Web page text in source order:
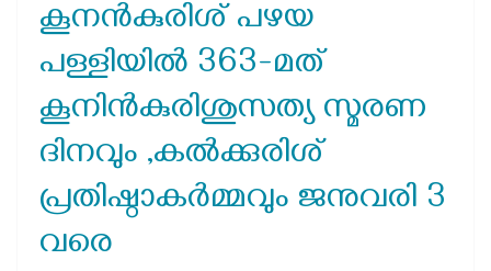
കൂനന്‍കുരിശ് പഴയ
പള്ളിയില്‍ 363-മത്
കൂനിന്‍കുരിശുസത്യ സ്മരണ
ദിനവും ,കല്‍ക്കുരിശ്
പ്രതിഷ്ഠാകര്‍മ്മവും ജനുവരി 3
വരെ